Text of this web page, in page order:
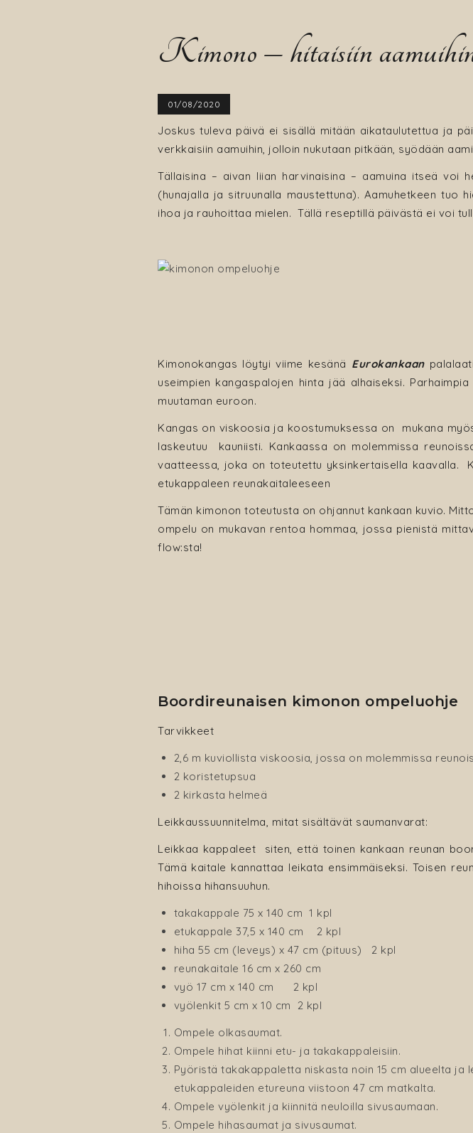
Kimono – hitaisiin
01/08/2020
Joskus tuleva päivä ei sisällä mitään aikataulutettua ja
verkkaisiin aamuihin, jolloin nukutaan pitkään, syödään
Tällaisina – aivan liian harvinaisina – aamuina itseä voi
(hunajalla ja sitruunalla maustettuna). Aamuhetkeen tuo
ihoa ja rauhoittaa mielen. Tällä reseptillä päivästä ei voi
Kimonokangas löytyi viime kesänä Eurokankaan
useimpien kangaspalojen hinta jää alhaiseksi.
muutaman euroon.
Kangas on viskoosia ja koostumuksessa on mukana
laskeutuu kauniisti. Kankaassa on molemmissa
vaatteessa, joka on toteutettu yksinkertaisella kaavalla.
etukappaleen reunakaitaleeseen
Tämän kimonon toteutusta on ohjannut kankaan kuvio.
ompelu on mukavan rentoa hommaa, jossa pienistä
flow:sta!
Boordireunaisen kimonon ompeluohje
Tarvikkeet
2,6 m kuviollista viskoosia, jossa on molemmissa
2 koristetupsua
2 kirkasta helmeä
Leikkaussuunnitelma, mitat sisältävät saumanvarat:
Leikkaa kappaleet siten, että toinen kankaan reunan
Tämä kaitale kannattaa leikata ensimmäiseksi. Toisen
hihoissa hihansuuhun.
takakappale 75 x 140 cm 1 kpl
etukappale 37,5 x 140 cm 2 kpl
hiha 55 cm (leveys) x 47 cm (pituus) 2 kpl
reunakaitale 16 cm x 260 cm
vyö 17 cm x 140 cm 2 kpl
vyölenkit 5 cm x 10 cm 2 kpl
Ompele olkasaumat.
Ompele hihat kiinni etu- ja takakappaleisiin.
Pyöristä takakappaletta niskasta noin 15 cm alueelta ja
etukappaleiden etureuna viistoon 47 cm matkalta.
Ompele vyölenkit ja kiinnitä neuloilla sivusaumaan.
Ompele hihasaumat ja sivusaumat.